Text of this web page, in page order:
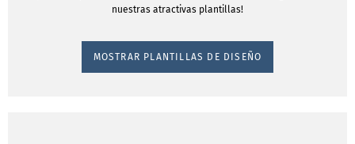
nuestras atractivas plantillas!
MOSTRAR PLANTILLAS DE DISEÑO